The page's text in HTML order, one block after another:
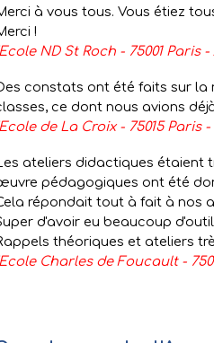
à vous tous. Vous étiez
!
ND St Roch - 75001 Paris -
constats ont été faits sur la
ce dont nous avions
de La Croix - 75015 Paris -
ateliers didactiques étaient
pédagogiques ont été
répondait tout à fait à nos
d'avoir eu beaucoup
théoriques et ateliers
Charles de Foucault -